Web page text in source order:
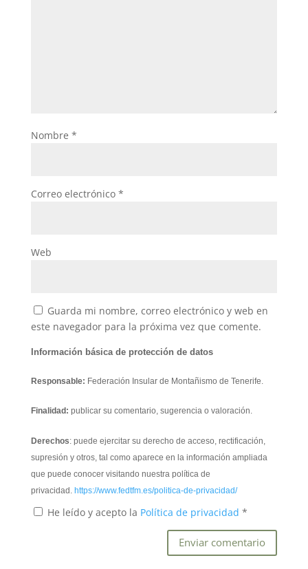
Nombre *
Correo electrónico *
Web
Guarda mi nombre, correo electrónico y web en
este navegador para la próxima vez que comente.
Información básica de protección de datos
Responsable: Federación Insular de Montañismo de Tenerife.
Finalidad: publicar su comentario, sugerencia o valoración.
Derechos: puede ejercitar su derecho de acceso, rectificación,
supresión y otros, tal como aparece en la información ampliada
que puede conocer visitando nuestra política de
privacidad. https://www.fedtfm.es/politica-de-privacidad/
He leído y acepto la Política de privacidad *